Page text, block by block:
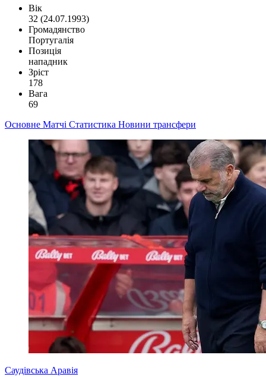
Вік
32 (24.07.1993)
Громадянство
Португалія
Позиція
нападник
Зріст
178
Вага
69
Основне Матчі Статистика Новини трансфери
Саудівська Аравія